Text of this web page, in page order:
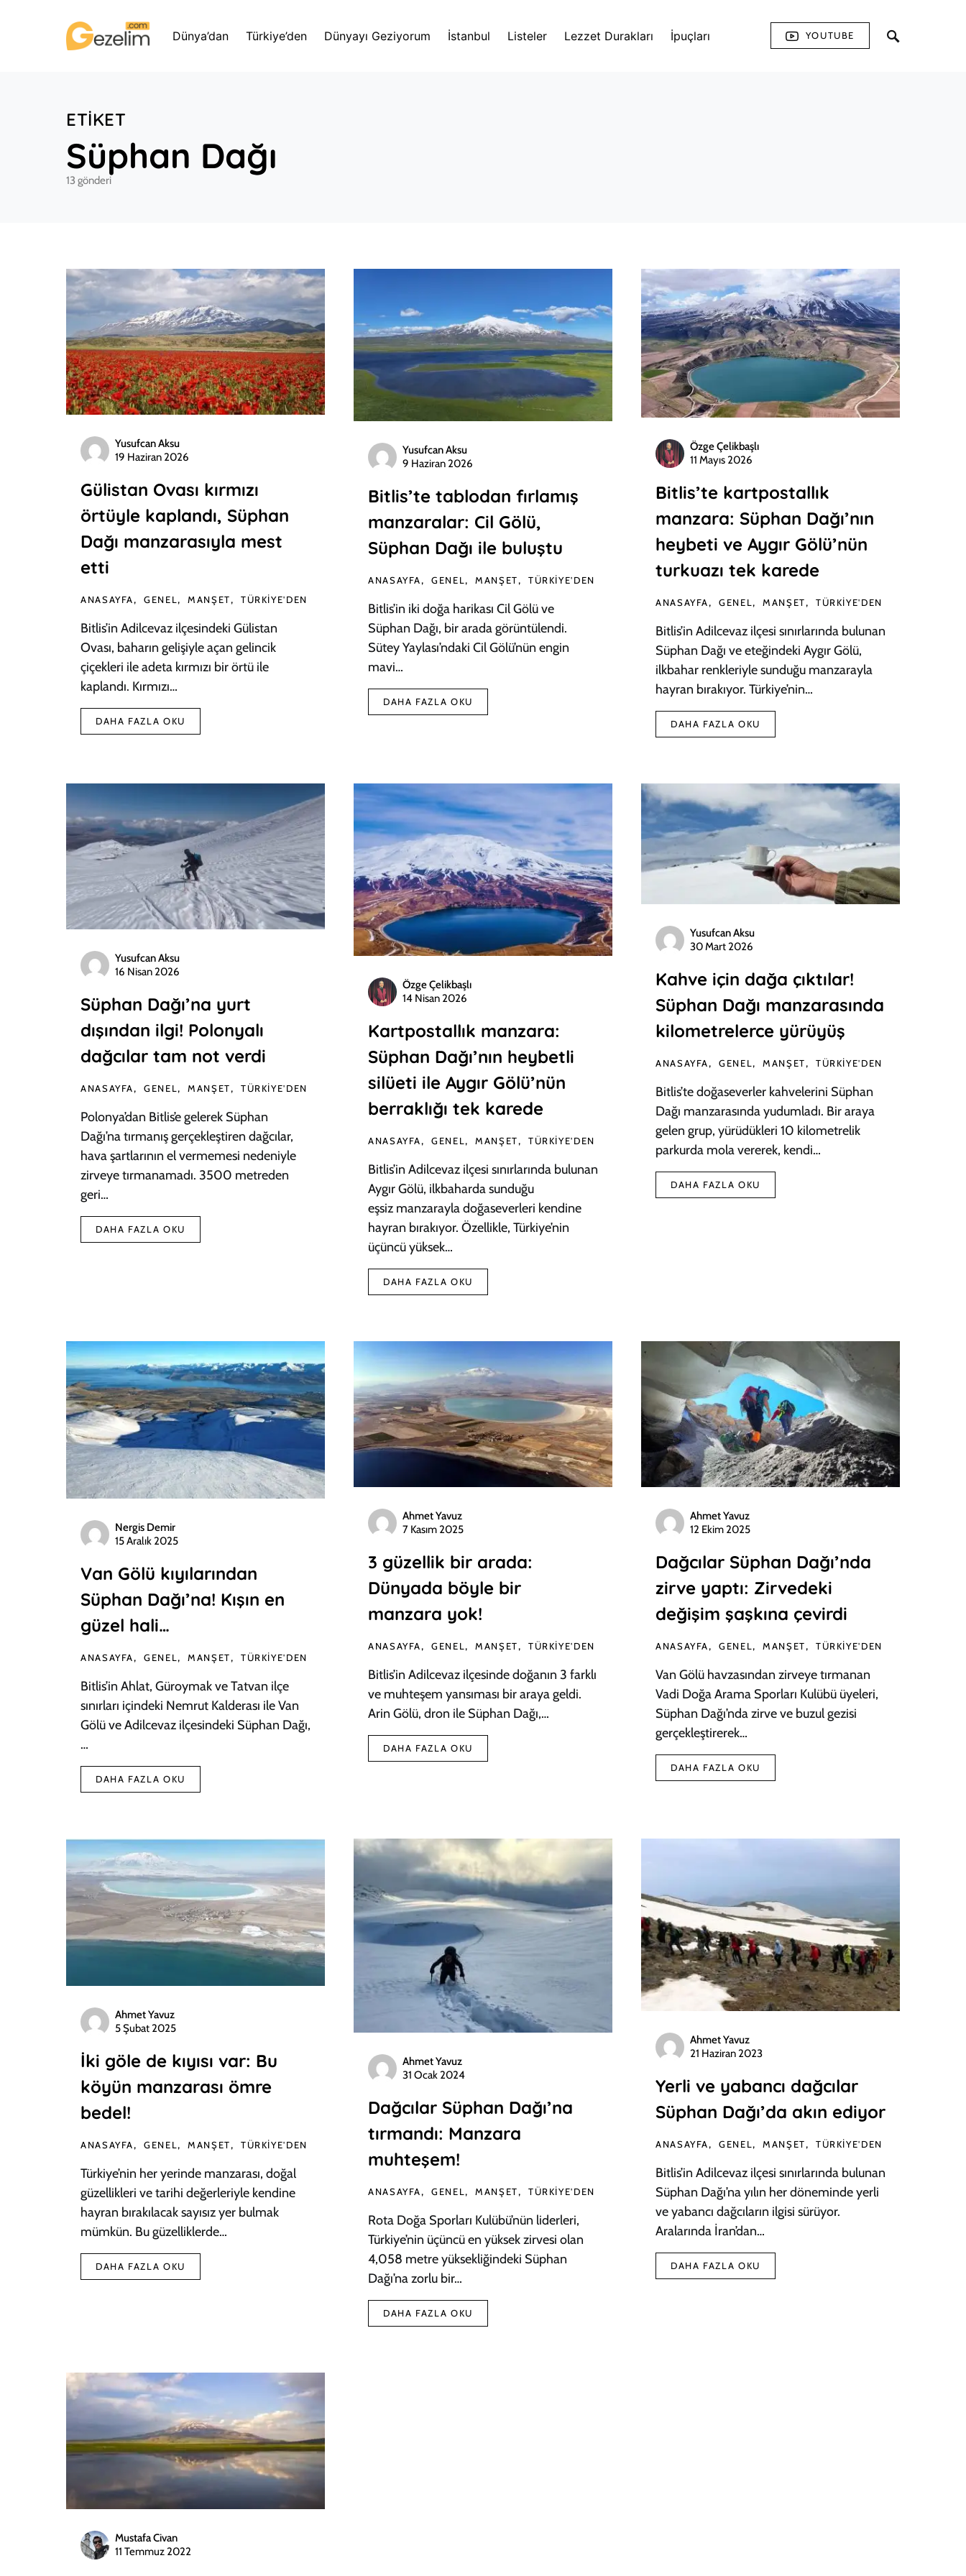
Dünya’dan Türkiye’den Dünyayı Geziyorum İstanbul Listeler Lezzet Durakları İpuçları YOUTUBE
ETIKET
Süphan Dağı
13 gönderi
Yusufcan Aksu
19 Haziran 2026
Gülistan Ovası kırmızı
örtüyle kaplandı, Süphan
Dağı manzarasıyla mest
etti
ANASAYFA GENEL MANŞET TÜRKIYE'DEN
Bitlis’in Adilcevaz ilçesindeki Gülistan
Ovası, baharın gelişiyle açan gelincik
çiçekleri ile adeta kırmızı bir örtü ile
kaplandı. Kırmızı…
DAHA FAZLA OKU
Yusufcan Aksu
9 Haziran 2026
Bitlis’te tablodan fırlamış
manzaralar: Cil Gölü,
Süphan Dağı ile buluştu
ANASAYFA GENEL MANŞET TÜRKIYE'DEN
Bitlis’in iki doğa harikası Cil Gölü ve
Süphan Dağı, bir arada görüntülendi.
Sütey Yaylası’ndaki Cil Gölü’nün engin
mavi…
DAHA FAZLA OKU
Özge Çelikbaşlı
11 Mayıs 2026
Bitlis’te kartpostallık
manzara: Süphan Dağı’nın
heybeti ve Aygır Gölü’nün
turkuazı tek karede
ANASAYFA GENEL MANŞET TÜRKIYE'DEN
Bitlis’in Adilcevaz ilçesi sınırlarında bulunan
Süphan Dağı ve eteğindeki Aygır Gölü,
ilkbahar renkleriyle sunduğu manzarayla
hayran bırakıyor. Türkiye’nin…
DAHA FAZLA OKU
Yusufcan Aksu
16 Nisan 2026
Süphan Dağı’na yurt
dışından ilgi! Polonyalı
dağcılar tam not verdi
ANASAYFA GENEL MANŞET TÜRKIYE'DEN
Polonya’dan Bitlis’e gelerek Süphan
Dağı’na tırmanış gerçekleştiren dağcılar,
hava şartlarının el vermemesi nedeniyle
zirveye tırmanamadı. 3500 metreden
geri…
DAHA FAZLA OKU
Özge Çelikbaşlı
14 Nisan 2026
Kartpostallık manzara:
Süphan Dağı’nın heybetli
silüeti ile Aygır Gölü’nün
berraklığı tek karede
ANASAYFA GENEL MANŞET TÜRKIYE'DEN
Bitlis’in Adilcevaz ilçesi sınırlarında bulunan
Aygır Gölü, ilkbaharda sunduğu
eşsiz manzarayla doğaseverleri kendine
hayran bırakıyor. Özellikle, Türkiye’nin
üçüncü yüksek…
DAHA FAZLA OKU
Yusufcan Aksu
30 Mart 2026
Kahve için dağa çıktılar!
Süphan Dağı manzarasında
kilometrelerce yürüyüş
ANASAYFA GENEL MANŞET TÜRKIYE'DEN
Bitlis’te doğaseverler kahvelerini Süphan
Dağı manzarasında yudumladı. Bir araya
gelen grup, yürüdükleri 10 kilometrelik
parkurda mola vererek, kendi…
DAHA FAZLA OKU
Nergis Demir
15 Aralık 2025
Van Gölü kıyılarından
Süphan Dağı’na! Kışın en
güzel hali…
ANASAYFA GENEL MANŞET TÜRKIYE'DEN
Bitlis’in Ahlat, Güroymak ve Tatvan ilçe
sınırları içindeki Nemrut Kalderası ile Van
Gölü ve Adilcevaz ilçesindeki Süphan Dağı,
…
DAHA FAZLA OKU
Ahmet Yavuz
7 Kasım 2025
3 güzellik bir arada:
Dünyada böyle bir
manzara yok!
ANASAYFA GENEL MANŞET TÜRKIYE'DEN
Bitlis’in Adilcevaz ilçesinde doğanın 3 farklı
ve muhteşem yansıması bir araya geldi.
Arin Gölü, dron ile Süphan Dağı,…
DAHA FAZLA OKU
Ahmet Yavuz
12 Ekim 2025
Dağcılar Süphan Dağı’nda
zirve yaptı: Zirvedeki
değişim şaşkına çevirdi
ANASAYFA GENEL MANŞET TÜRKIYE'DEN
Van Gölü havzasından zirveye tırmanan
Vadi Doğa Arama Sporları Kulübü üyeleri,
Süphan Dağı’nda zirve ve buzul gezisi
gerçekleştirerek…
DAHA FAZLA OKU
Ahmet Yavuz
5 Şubat 2025
İki göle de kıyısı var: Bu
köyün manzarası ömre
bedel!
ANASAYFA GENEL MANŞET TÜRKIYE'DEN
Türkiye’nin her yerinde manzarası, doğal
güzellikleri ve tarihi değerleriyle kendine
hayran bırakılacak sayısız yer bulmak
mümkün. Bu güzelliklerde…
DAHA FAZLA OKU
Ahmet Yavuz
31 Ocak 2024
Dağcılar Süphan Dağı’na
tırmandı: Manzara
muhteşem!
ANASAYFA GENEL MANŞET TÜRKIYE'DEN
Rota Doğa Sporları Kulübü’nün liderleri,
Türkiye’nin üçüncü en yüksek zirvesi olan
4,058 metre yüksekliğindeki Süphan
Dağı’na zorlu bir…
DAHA FAZLA OKU
Ahmet Yavuz
21 Haziran 2023
Yerli ve yabancı dağcılar
Süphan Dağı’da akın ediyor
ANASAYFA GENEL MANŞET TÜRKIYE'DEN
Bitlis’in Adilcevaz ilçesi sınırlarında bulunan
Süphan Dağı’na yılın her döneminde yerli
ve yabancı dağcıların ilgisi sürüyor.
Aralarında İran’dan…
DAHA FAZLA OKU
Mustafa Civan
11 Temmuz 2022